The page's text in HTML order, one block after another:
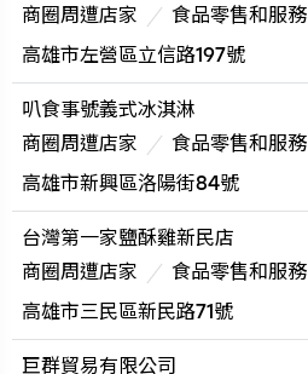
商圈周遭店家
食品零售和服務
高雄市左營區立信路197號
叭食事號義式冰淇淋
商圈周遭店家
食品零售和服務
高雄市新興區洛陽街84號
台灣第一家鹽酥雞新民店
商圈周遭店家
食品零售和服務
高雄市三民區新民路71號
巨群貿易有限公司